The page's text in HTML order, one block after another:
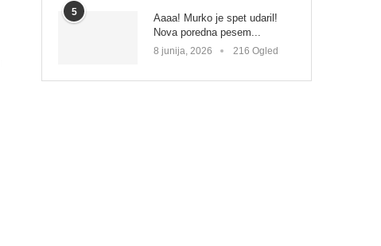
5
Aaaa! Murko je spet udaril!
Nova poredna pesem...
8 junija, 2026 216 Ogled